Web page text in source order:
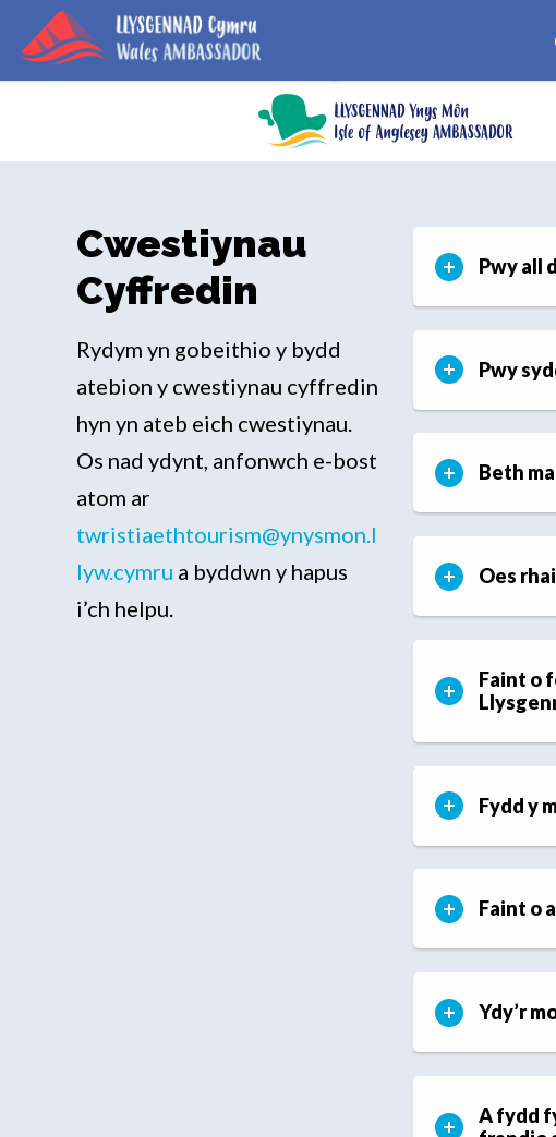
Cwestiynau
Cyffredin
Rydym yn gobeithio y bydd
atebion y cwestiynau cyffredin
hyn yn ateb eich cwestiynau.
Os nad ydynt, anfonwch e-bost
atom ar
twristiaethtourism@ynysmon.l
lyw.cymru a byddwn y hapus
i’ch helpu.
Pwy all
Pwy
Beth
Oes
Faint o
Fydd y
Faint o
Ydy’r
A fydd